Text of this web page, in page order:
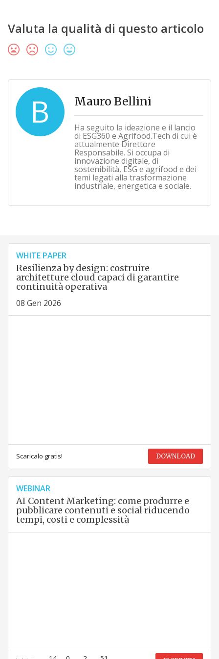
Valuta la qualità di questo articolo
B Mauro Bellini
Ha seguito la ideazione e il lancio
di ESG360 e Agrifood.Tech di cui è
attualmente Direttore
Responsabile. Si occupa di
innovazione digitale, di
sostenibilità, ESG e agrifood e dei
temi legati alla trasformazione
industriale, energetica e sociale.
WHITE PAPER
Resilienza by design: costruire
architetture cloud capaci di garantire
continuità operativa
08 Gen 2026
Scaricalo gratis! DOWNLOAD
WEBINAR
AI Content Marketing: come produrre e
pubblicare contenuti e social riducendo
tempi, costi e complessità